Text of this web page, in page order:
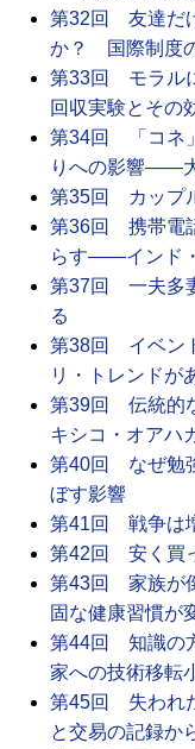
第32回 友達だ
か？ 国際制度
第33回 モラル
回収実験とその
第34回 「コネ
りへの影響――
第35回 カップ
第36回 携帯電
らす――インド
第37回 一夫多
る
第38回 イベン
リ・トレンドが
第39回 伝統的
キシコ・オアハ
第40回 なぜ勉
ぼす影響
第41回 戦争は
第42回 安く買
第43回 家族が
固な健康習慣が
第44回 知識の
家への技術移転
第45回 失われ
と交易の記録か